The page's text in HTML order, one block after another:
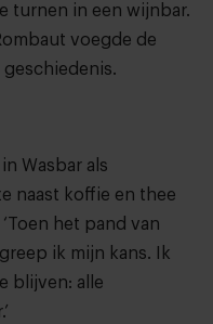
turnen in een wijnbar.
voegde de
Wasbar als
naast koffie en thee
het pand van
ik mijn kans. Ik
blijven: alle